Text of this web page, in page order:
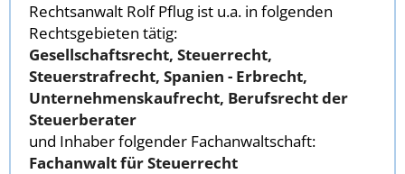
Rechtsanwalt Rolf Pflug ist u.a. in folgenden
Rechtsgebieten tätig:
Gesellschaftsrecht, Steuerrecht,
Steuerstrafrecht, Spanien - Erbrecht,
Unternehmenskaufrecht, Berufsrecht der
Steuerberater
und Inhaber folgender Fachanwaltschaft:
Fachanwalt für Steuerrecht